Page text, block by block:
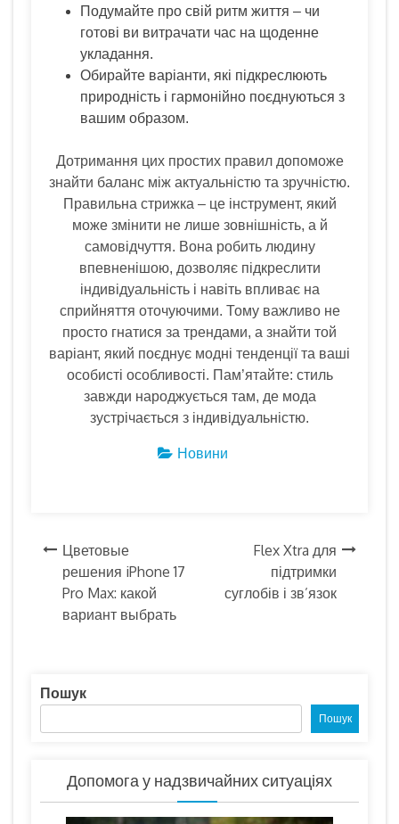
Подумайте про свій ритм життя – чи
готові ви витрачати час на щоденне
укладання.
Обирайте варіанти, які підкреслюють
природність і гармонійно поєднуються з
вашим образом.
Дотримання цих простих правил допоможе
знайти баланс між актуальністю та зручністю.
Правильна стрижка – це інструмент, який
може змінити не лише зовнішність, а й
самовідчуття. Вона робить людину
впевненішою, дозволяє підкреслити
індивідуальність і навіть впливає на
сприйняття оточуючими. Тому важливо не
просто гнатися за трендами, а знайти той
варіант, який поєднує модні тенденції та ваші
особисті особливості. Пам’ятайте: стиль
завжди народжується там, де мода
зустрічається з індивідуальністю.
Новини
Навігація
записів
Цветовые
решения iPhone 17
Pro Max: какой
вариант выбрать
Flex Xtra для
підтримки
суглобів і зв’язок
Пошук
Пошук
Допомога у надзвичайних ситуаціях